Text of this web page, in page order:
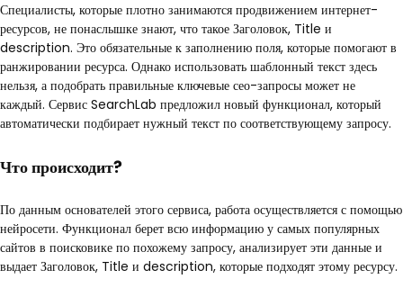
Специалисты, которые плотно занимаются продвижением интернет-
ресурсов, не понаслышке знают, что такое Заголовок, Title и
description. Это обязательные к заполнению поля, которые помогают в
ранжировании ресурса. Однако использовать шаблонный текст здесь
нельзя, а подобрать правильные ключевые сео-запросы может не
каждый. Сервис SearchLab предложил новый функционал, который
автоматически подбирает нужный текст по соответствующему запросу.
Что происходит?
По данным основателей этого сервиса, работа осуществляется с помощью
нейросети. Функционал берет всю информацию у самых популярных
сайтов в поисковике по похожему запросу, анализирует эти данные и
выдает Заголовок, Title и description, которые подходят этому ресурсу.